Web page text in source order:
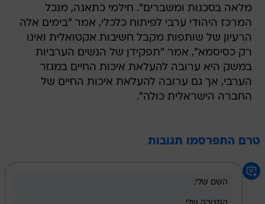
מלאה בסכנות ומשברים". חילמי כתאנה, מנכל
המרכז היהודי ערבי לפיתוח כלכלי, אמר "בימים אלה
הרעיון של שותפות מקבל חשיבות אקטואלית ואינו
רק כסיסמא", אמר "תפקידן של הנשים הערביות
במשק היא ערובה להעלאת איכות החיים במגזר
הערבי, אך גם ערובה להעלאת איכות החיים של
החברה הישראלית כולה".
טרם התפרסמו תגובות